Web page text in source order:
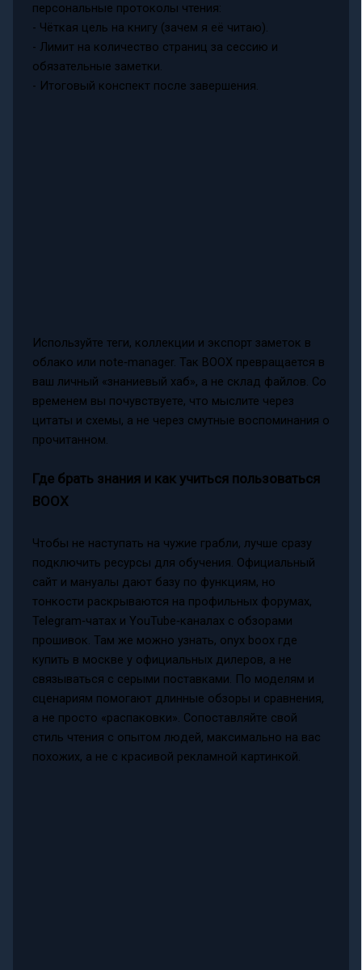
персональные протоколы чтения:
- Чёткая цель на книгу (зачем я её читаю).
- Лимит на количество страниц за сессию и
обязательные заметки.
- Итоговый конспект после завершения.
Используйте теги, коллекции и экспорт заметок в
облако или note‑manager. Так BOOX превращается в
ваш личный «знаниевый хаб», а не склад файлов. Со
временем вы почувствуете, что мыслите через
цитаты и схемы, а не через смутные воспоминания о
прочитанном.
Где брать знания и как учиться пользоваться
BOOX
Чтобы не наступать на чужие грабли, лучше сразу
подключить ресурсы для обучения. Официальный
сайт и мануалы дают базу по функциям, но
тонкости раскрываются на профильных форумах,
Telegram‑чатах и YouTube‑каналах с обзорами
прошивок. Там же можно узнать, onyx boox где
купить в москве у официальных дилеров, а не
связываться с серыми поставками. По моделям и
сценариям помогают длинные обзоры и сравнения,
а не просто «распаковки». Сопоставляйте свой
стиль чтения с опытом людей, максимально на вас
похожих, а не с красивой рекламной картинкой.